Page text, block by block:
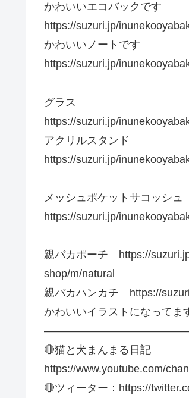
かわいいエコバックです
https://suzuri.jp/
かわいいノートです
https://suzuri.jp/
グラス
https://suzuri.jp/
アクリルスタンド
https://suzuri.jp/
メッシュポケットサコッシュ
https://suzuri.jp/
親バカポーチ https://
shop/m/natural
親バカハンカチ https://
かわいいイラストになってま
🔴猫と犬まんまる日記
https://www.youtube.com/
🔴ツィーター：https://